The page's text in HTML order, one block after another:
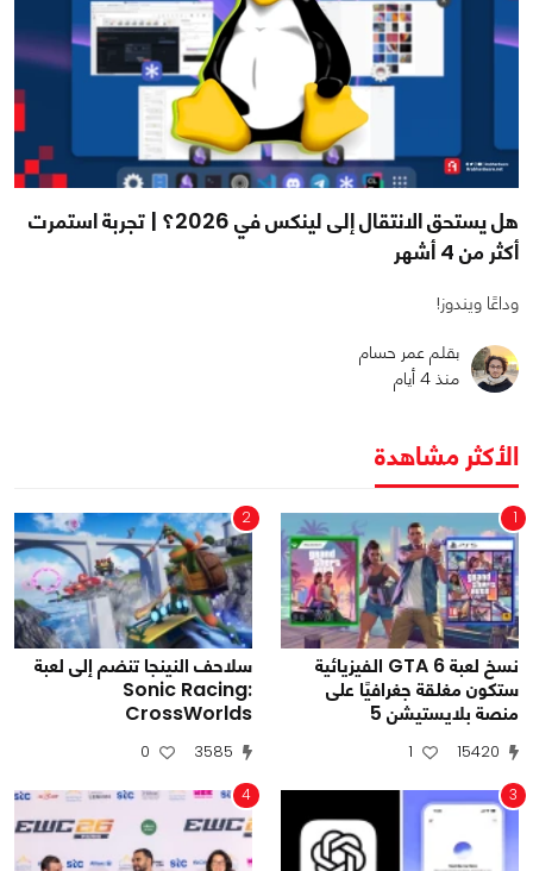
هل يستحق الانتقال إلى لينكس في 2026؟ | تجربة استمرت
أكثر من 4 أشهر
وداعًا ويندوز!
بقلم عمر حسام
منذ 4 أيام
الأكثر مشاهدة
1
نسخ لعبة GTA 6 الفيزيائية
ستكون مغلقة جغرافيًا على
منصة بلايستيشن 5
15420
1
2
سلاحف النينجا تنضم إلى لعبة
Sonic Racing:
CrossWorlds
3585
0
3
4